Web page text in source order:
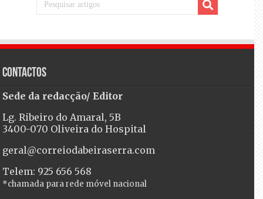
Contactos
Sede da redacção/ Editor
Lg. Ribeiro do Amaral, 5B
3400-070 Oliveira do Hospital
geral@correiodabeiraserra.com
Telem: 925 656 568
*chamada para rede móvel nacional